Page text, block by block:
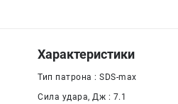
Характеристики
Тип патрона : SDS-max
Сила удара, Дж : 7.1